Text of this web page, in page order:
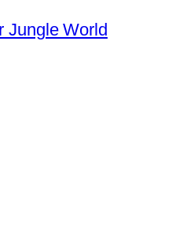
Jungle World